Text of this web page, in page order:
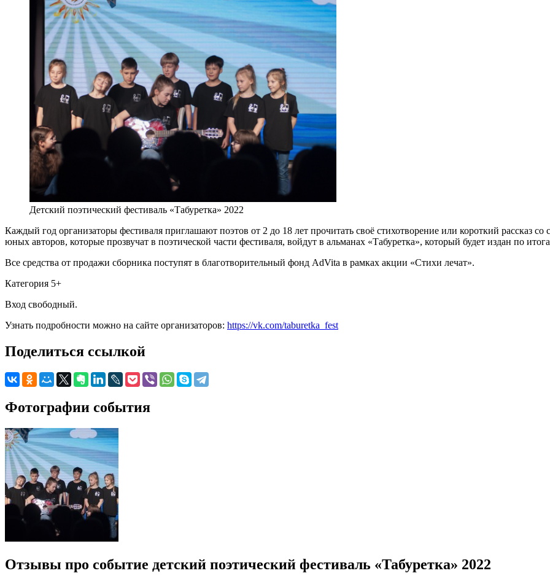
Детский поэтический фестиваль «Табуретка» 2022
Каждый год организаторы фестиваля приглашают поэтов от 2 до 18 лет прочитать своё стихотворение или короткий рассказ
юных авторов, которые прозвучат в поэтической части фестиваля, войдут в альманах «Табуретка», который будет издан по
Все средства от продажи сборника поступят в благотворительный фонд AdVita в рамках акции «Стихи лечат».
Категория 5+
Вход свободный.
Узнать подробности можно на сайте организаторов: https://vk.com/taburetka_fest
Поделиться ссылкой
Фотографии события
Отзывы про событие детский поэтический фестиваль «Табуретка» 2022